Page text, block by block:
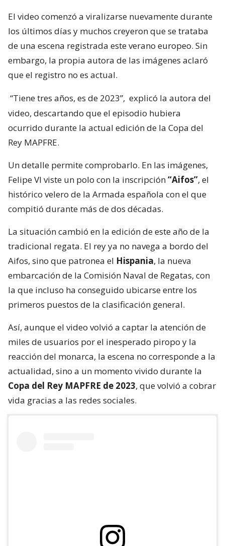
El video comenzó a viralizarse nuevamente durante
los últimos días y muchos creyeron que se trataba
de una escena registrada este verano europeo. Sin
embargo, la propia autora de las imágenes aclaró
que el registro no es actual.
“Tiene tres años, es de 2023”, explicó la autora del
video, descartando que el episodio hubiera
ocurrido durante la actual edición de la Copa del
Rey MAPFRE.
Un detalle permite comprobarlo. En las imágenes,
Felipe VI viste un polo con la inscripción“Aifos”, el
histórico velero de la Armada española con el que
compitió durante más de dos décadas.
La situación cambió en la edición de este año de la
tradicional regata. El rey ya no navega a bordo del
Aifos, sino que patronea el Hispania, la nueva
embarcación de la Comisión Naval de Regatas, con
la que incluso ha conseguido ubicarse entre los
primeros puestos de la clasificación general.
Así, aunque el video volvió a captar la atención de
miles de usuarios por el inesperado piropo y la
reacción del monarca, la escena no corresponde a la
actualidad, sino a un momento vivido durante la
Copa del Rey MAPFRE de 2023, que volvió a cobrar
vida gracias a las redes sociales.